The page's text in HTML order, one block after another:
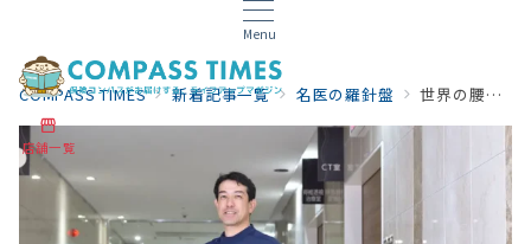
Menu
店舗一覧
COMPASS TIMES 新着記事一覧 名医の羅針盤 世界の腰痛治療の底上げを目指して 〜伊藤全哉先生〜